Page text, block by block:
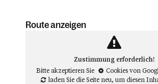
Route anzeigen
Zustimmung erforderlich!
Bitte akzeptieren Sie
Cookies von
laden Sie die Seite neu, um diesen